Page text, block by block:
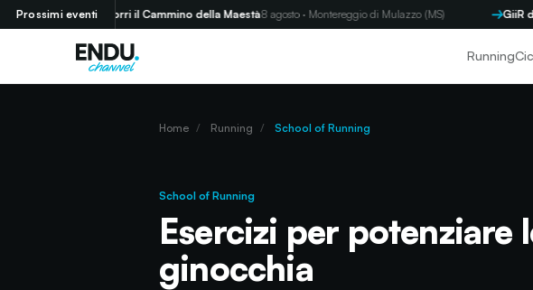
Prossimi eventiCorri il Cammino della Maestà8 agosto · Montereggio di Mulazzo (MS) GiiR
Running
Home / Running / School of Running
School of Running
Esercizi per potenziare
ginocchia